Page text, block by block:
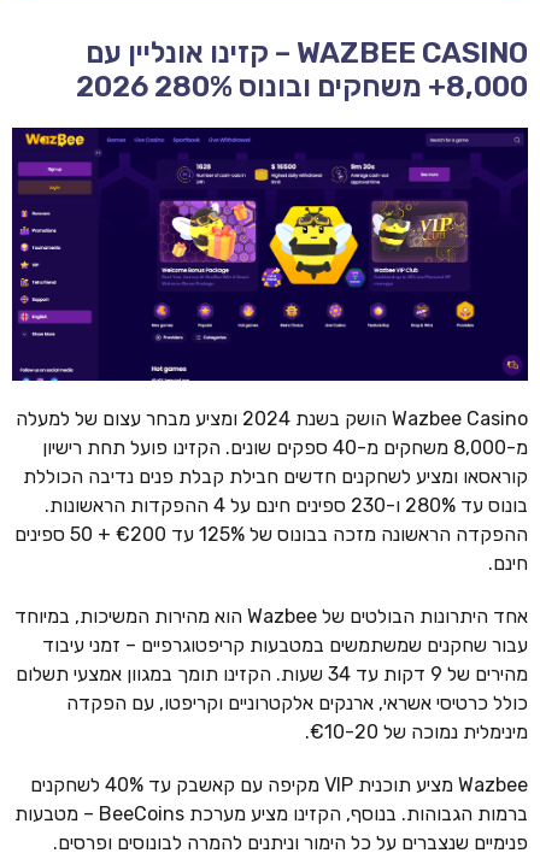
WAZBEE CASINO – קזינו אונליין עם
8,000+ משחקים ובונוס 280% 2026
Wazbee Casino הושק בשנת 2024 ומציע מבחר עצום של למעלה
מ-8,000 משחקים מ-40 ספקים שונים. הקזינו פועל תחת רישיון
קוראסאו ומציע לשחקנים חדשים חבילת קבלת פנים נדיבה הכוללת
בונוס עד 280% ו-230 ספינים חינם על 4 ההפקדות הראשונות.
ההפקדה הראשונה מזכה בבונוס של 125% עד €200 + 50 ספינים
חינם.
אחד היתרונות הבולטים של Wazbee הוא מהירות המשיכות, במיוחד
עבור שחקנים שמשתמשים במטבעות קריפטוגרפיים – זמני עיבוד
מהירים של 9 דקות עד 34 שעות. הקזינו תומך במגוון אמצעי תשלום
כולל כרטיסי אשראי, ארנקים אלקטרוניים וקריפטו, עם הפקדה
מינימלית נמוכה של €10-20.
Wazbee מציע תוכנית VIP מקיפה עם קאשבק עד 40% לשחקנים
ברמות הגבוהות. בנוסף, הקזינו מציע מערכת BeeCoins – מטבעות
פנימיים שנצברים על כל הימור וניתנים להמרה לבונוסים ופרסים.